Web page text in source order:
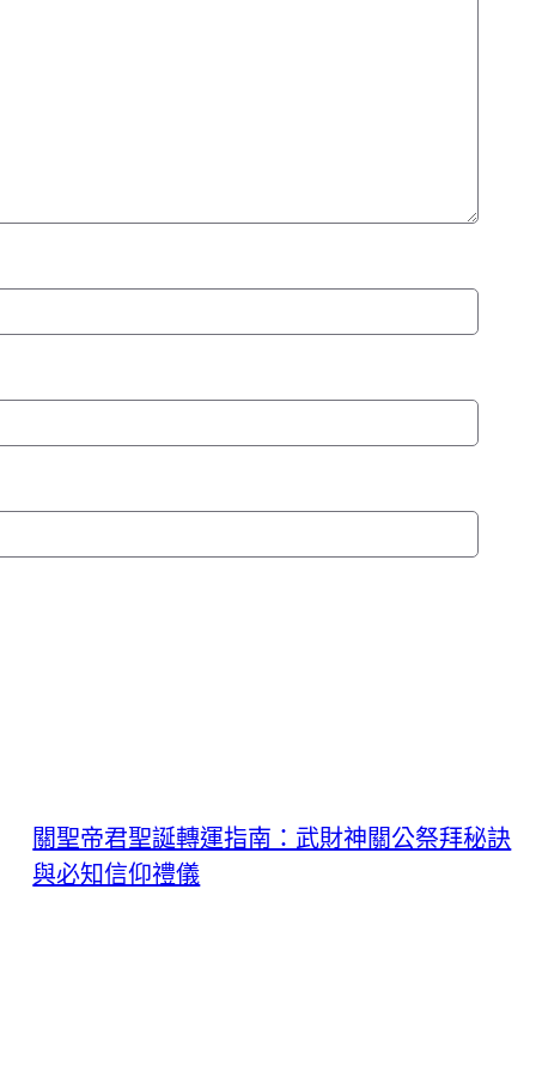
關聖帝君聖誕轉運指南：武財神關公祭拜秘訣
與必知信仰禮儀